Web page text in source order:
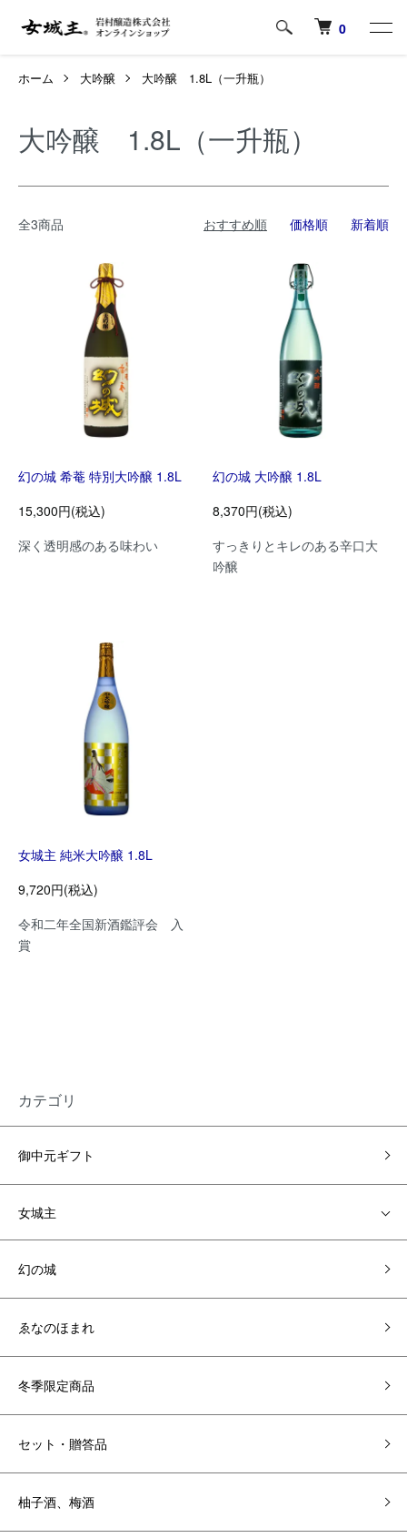
0
ホーム 大吟醸 大吟醸 1.8L（一升瓶）
大吟醸 1.8L（一升瓶）
全3商品 おすすめ順 価格順 新着順
幻の城 希菴 特別大吟醸 1.8L
15,300円(税込)
深く透明感のある味わい
幻の城 大吟醸 1.8L
8,370円(税込)
すっきりとキレのある辛口大
吟醸
女城主 純米大吟醸 1.8L
9,720円(税込)
令和二年全国新酒鑑評会 入
賞
カテゴリ
御中元ギフト
女城主
幻の城
ゑなのほまれ
冬季限定商品
セット・贈答品
柚子酒、梅酒